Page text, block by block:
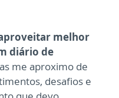
melhor
diário de
me aproximo de
desafios e